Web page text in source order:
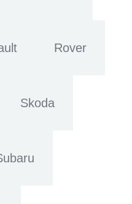
Rover
Skoda